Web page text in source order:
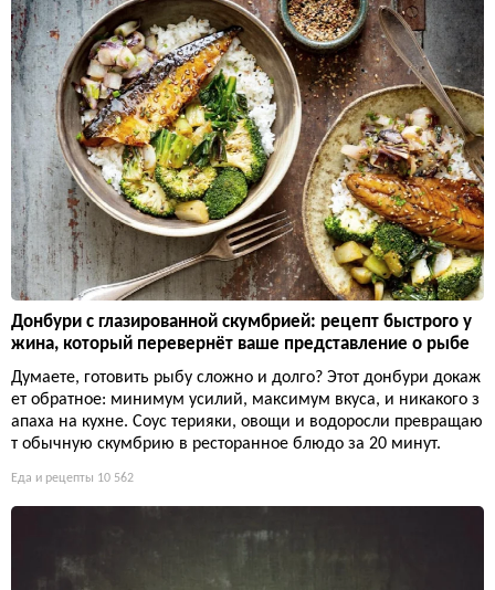
Донбури с глазированной скумбрией: рецепт быстрого у
жина, который перевернёт ваше представление о рыбе
Думаете, готовить рыбу сложно и долго? Этот донбури докаж
ет обратное: минимум усилий, максимум вкуса, и никакого з
апаха на кухне. Соус терияки, овощи и водоросли превращаю
т обычную скумбрию в ресторанное блюдо за 20 минут.
Еда и рецепты 10 562